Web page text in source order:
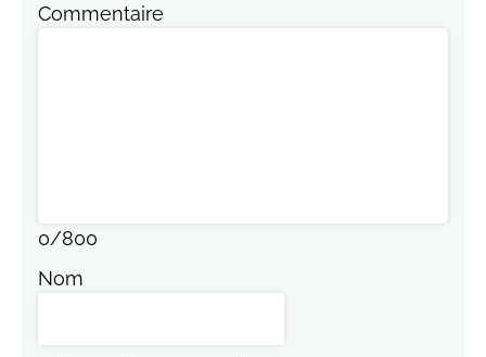
Commentaire
0/800
Nom